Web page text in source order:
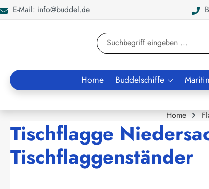
Zur Suche springen
E-Mail: info@buddel.de
Home Buddelschiffe
Home
Tischflagge
Tischflaggenständer